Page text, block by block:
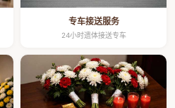
专车接送服务
24小时遗体接送专车